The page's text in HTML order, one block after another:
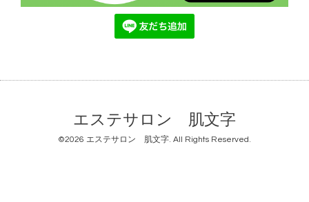
エステサロン 肌文字
©2026 エステサロン 肌文字. All Rights Reserved.